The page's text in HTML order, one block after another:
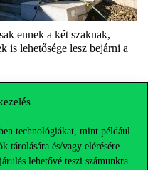
technológiákat, mint például
tárolására és/vagy elérésére.
lehetővé teszi számunkra
ennek a két szaknak,
is lehetősége lesz bejárni a